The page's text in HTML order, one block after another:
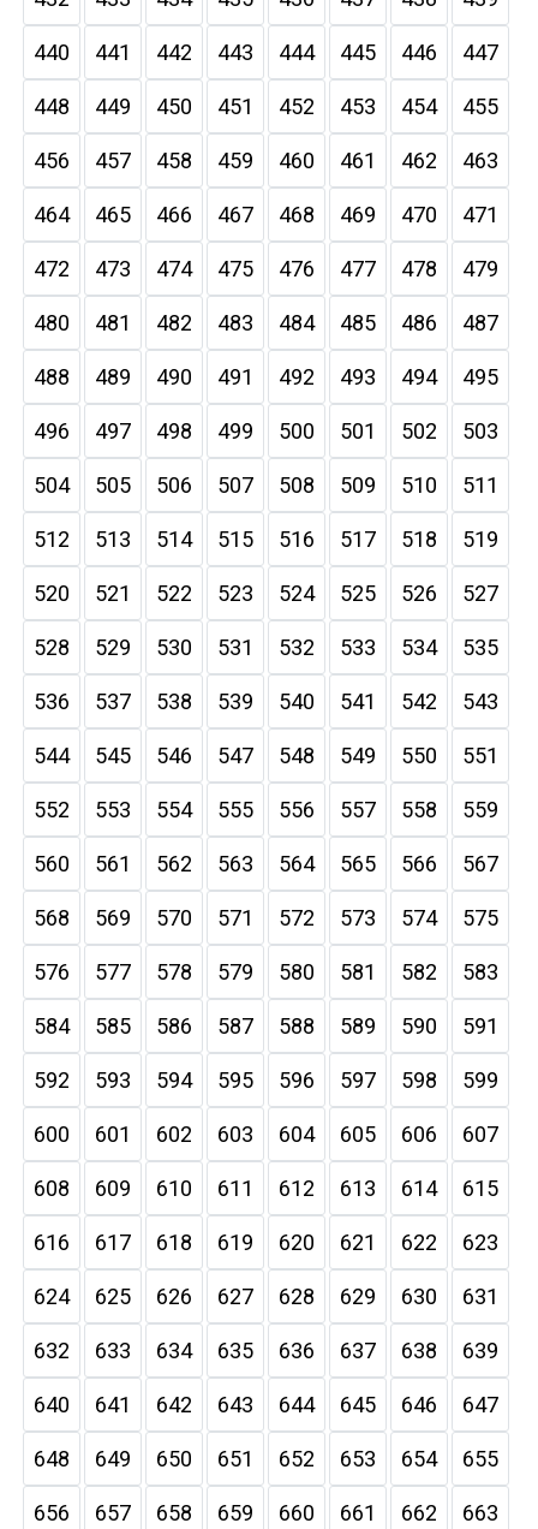
440 441 442 443 444 445 446 447
448 449 450 451 452 453 454 455
456 457 458 459 460 461 462 463
464 465 466 467 468 469 470 471
472 473 474 475 476 477 478 479
480 481 482 483 484 485 486 487
488 489 490 491 492 493 494 495
496 497 498 499 500 501 502 503
504 505 506 507 508 509 510 511
512 513 514 515 516 517 518 519
520 521 522 523 524 525 526 527
528 529 530 531 532 533 534 535
536 537 538 539 540 541 542 543
544 545 546 547 548 549 550 551
552 553 554 555 556 557 558 559
560 561 562 563 564 565 566 567
568 569 570 571 572 573 574 575
576 577 578 579 580 581 582 583
584 585 586 587 588 589 590 591
592 593 594 595 596 597 598 599
600 601 602 603 604 605 606 607
608 609 610 611 612 613 614 615
616 617 618 619 620 621 622 623
624 625 626 627 628 629 630 631
632 633 634 635 636 637 638 639
640 641 642 643 644 645 646 647
648 649 650 651 652 653 654 655
656 657 658 659 660 661 662 663